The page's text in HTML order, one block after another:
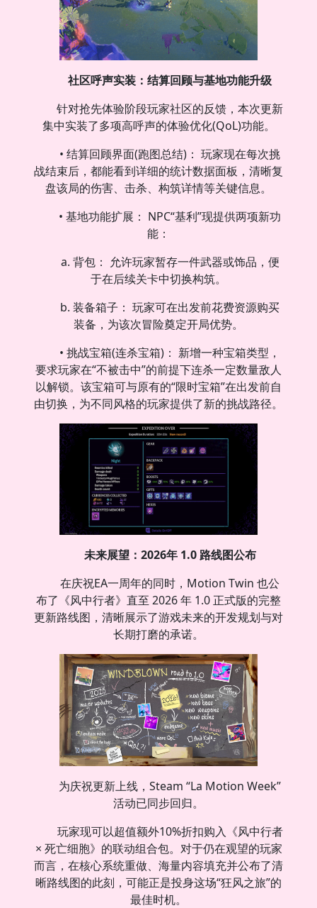
社区呼声实装：结算回顾与基地功能升级
针对抢先体验阶段玩家社区的反馈，本次更新
集中实装了多项高呼声的体验优化(QoL)功能。
• 结算回顾界面(跑图总结)： 玩家现在每次挑
战结束后，都能看到详细的统计数据面板，清晰复
盘该局的伤害、击杀、构筑详情等关键信息。
• 基地功能扩展： NPC“基利”现提供两项新功
能：
a. 背包： 允许玩家暂存一件武器或饰品，便
于在后续关卡中切换构筑。
b. 装备箱子： 玩家可在出发前花费资源购买
装备，为该次冒险奠定开局优势。
• 挑战宝箱(连杀宝箱)： 新增一种宝箱类型，
要求玩家在“不被击中”的前提下连杀一定数量敌人
以解锁。该宝箱可与原有的“限时宝箱”在出发前自
由切换，为不同风格的玩家提供了新的挑战路径。
未来展望：2026年 1.0 路线图公布
在庆祝EA一周年的同时，Motion Twin 也公
布了《风中行者》直至 2026 年 1.0 正式版的完整
更新路线图，清晰展示了游戏未来的开发规划与对
长期打磨的承诺。
为庆祝更新上线，Steam “La Motion Week”
活动已同步回归。
玩家现可以超值额外10%折扣购入《风中行者
× 死亡细胞》的联动组合包。对于仍在观望的玩家
而言，在核心系统重做、海量内容填充并公布了清
晰路线图的此刻，可能正是投身这场“狂风之旅”的
最佳时机。